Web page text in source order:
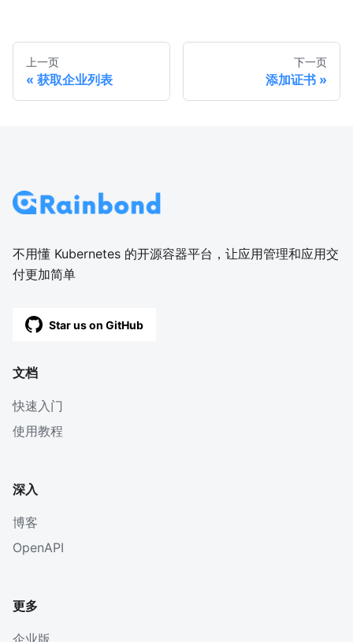
上一页
获取企业列表
下一页
添加证书
不用懂 Kubernetes 的开源容器平台，让应用管理和应用交
付更加简单
Star us on GitHub
文档
快速入门
使用教程
深入
博客
OpenAPI
更多
企业版